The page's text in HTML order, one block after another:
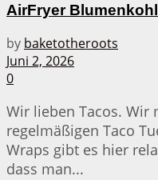
AirFryer
by baketotheroots
Juni 2, 2026
0
Wir lieben Tacos. Wir
regelmäßigen Taco
Wraps gibt es hier
dass man...